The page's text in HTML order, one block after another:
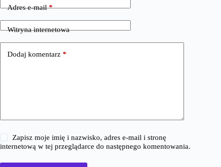
Adres e-mail*
Witryna internetowa
Dodaj komentarz *
Zapisz moje imię i nazwisko, adres e-mail i stronę
internetową w tej przeglądarce do następnego komentowania.